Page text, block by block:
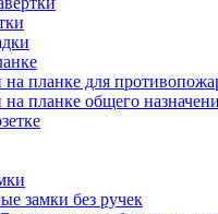
на планке для
на планке общего
замки без ручек